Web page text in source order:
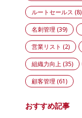
ルートセールス (8)
名刺管理 (39)
営業リスト (2)
組織力向上 (35)
顧客管理 (61)
おすすめ記事